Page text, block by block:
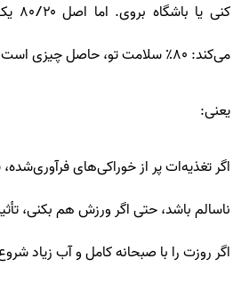
می‌کند: ۸۰٪ سلامت تو، حاصل چیزی است که می‌خوری.
یعنی:
اگر تغذیه‌ات پر از خوراکی‌های
ناسالم باشد، حتی اگر ورزش هم بکنی،
اگر روزت را با صبحانه‌ کامل و آب زیاد